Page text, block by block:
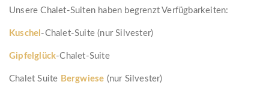
Unsere Chalet-Suiten haben begrenzt Verfügbarkeiten:
Kuschel -Chalet-Suite (nur Silvester)
Gipfelglück-Chalet-Suite
Chalet Suite Bergwiese (nur Silvester)